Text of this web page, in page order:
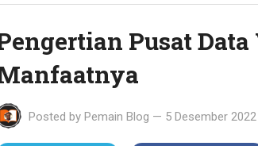
Pusat
Posted by Pemain Blog — 5 Desember 2022